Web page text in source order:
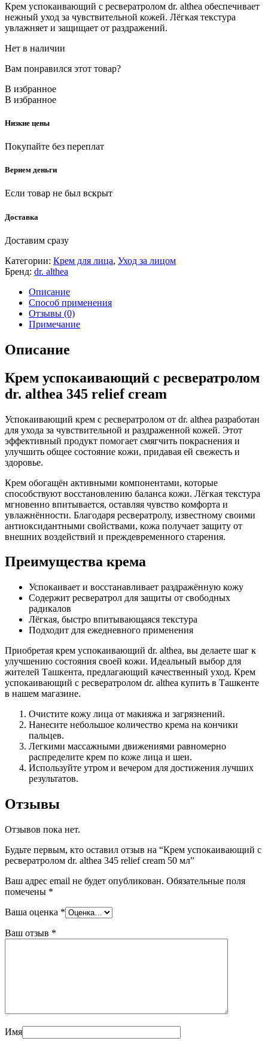
Крем успокаивающий с ресвератролом dr. althea обеспечивает
нежный уход за чувствительной кожей. Лёгкая текстура
увлажняет и защищает от раздражений.
Нет в наличии
Вам понравился этот товар?
В избранное
В избранное
Низкие цены
Покупайте без переплат
Вернем деньги
Если товар не был вскрыт
Доставка
Доставим сразу
Категории: Крем для лица, Уход за лицом
Бренд: dr. althea
Описание
Способ применения
Отзывы (0)
Примечание
Описание
Крем успокаивающий с ресвератролом
dr. althea 345 relief cream
Успокаивающий крем с ресвератролом от dr. althea разработан
для ухода за чувствительной и раздраженной кожей. Этот
эффективный продукт помогает смягчить покраснения и
улучшить общее состояние кожи, придавая ей свежесть и
здоровье.
Крем обогащён активными компонентами, которые
способствуют восстановлению баланса кожи. Лёгкая текстура
мгновенно впитывается, оставляя чувство комфорта и
увлажнённости. Благодаря ресвератролу, известному своими
антиоксидантными свойствами, кожа получает защиту от
внешних воздействий и преждевременного старения.
Преимущества крема
Успокаивает и восстанавливает раздражённую кожу
Содержит ресвератрол для защиты от свободных
радикалов
Лёгкая, быстро впитывающаяся текстура
Подходит для ежедневного применения
Приобретая крем успокаивающий dr. althea, вы делаете шаг к
улучшению состояния своей кожи. Идеальный выбор для
жителей Ташкента, предлагающий качественный уход. Крем
успокаивающий с ресвератролом dr. althea купить в Ташкенте
в нашем магазине.
Очистите кожу лица от макияжа и загрязнений.
Нанесите небольшое количество крема на кончики
пальцев.
Легкими массажными движениями равномерно
распределите крем по коже лица и шеи.
Используйте утром и вечером для достижения лучших
результатов.
Отзывы
Отзывов пока нет.
Будьте первым, кто оставил отзыв на “Крем успокаивающий с
ресвератролом dr. althea 345 relief cream 50 мл”
Ваш адрес email не будет опубликован. Обязательные поля
помечены *
Ваша оценка *
Ваш отзыв *
Имя